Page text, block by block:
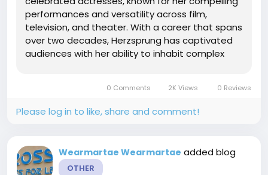
performances and versatility across film,
television, and theater. With a career that spans
over two decades, Herzsprung has captivated
audiences with her ability to inhabit complex
her early life, career...0 Comments 2K Views 0 Reviews
Please log in to like, share and comment!
Wearmartae Wearmartae added blog
OTHER